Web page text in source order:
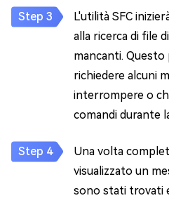
L'utilità SFC
alla ricerca di file
mancanti.
richiedere alcuni
interrompere o
comandi durante
Una volta
visualizzato un
sono stati trovati